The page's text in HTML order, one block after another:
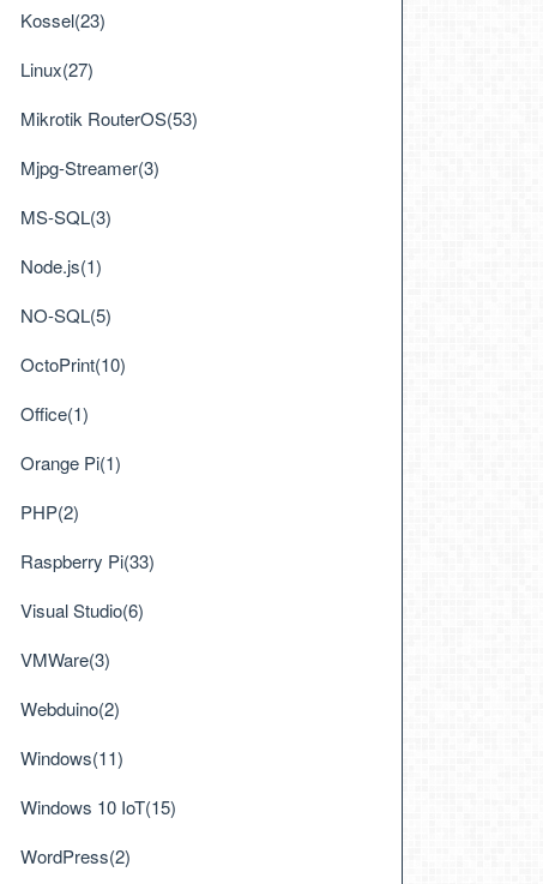
Kossel(23)
Linux(27)
Mikrotik RouterOS(53)
Mjpg-Streamer(3)
MS-SQL(3)
Node.js(1)
NO-SQL(5)
OctoPrint(10)
Office(1)
Orange Pi(1)
PHP(2)
Raspberry Pi(33)
Visual Studio(6)
VMWare(3)
Webduino(2)
Windows(11)
Windows 10 IoT(15)
WordPress(2)